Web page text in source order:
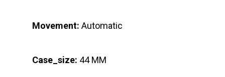
Movement: Automatic
Case_size: 44 MM